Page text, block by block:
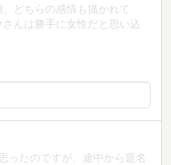
どちらの感情も描かれて
んは勝手に女性だと思い込
ったのですが、途中から題名